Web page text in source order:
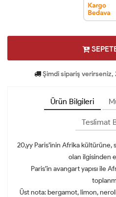
Şimdi sipariş verirseniz,
Ürün Bilgileri
Teslimat
20,yy Paris’inin Afrika kültürüne,
olan ilgisinden
Paris’in avangart yapısı ile
Üst nota: bergamot, limon,